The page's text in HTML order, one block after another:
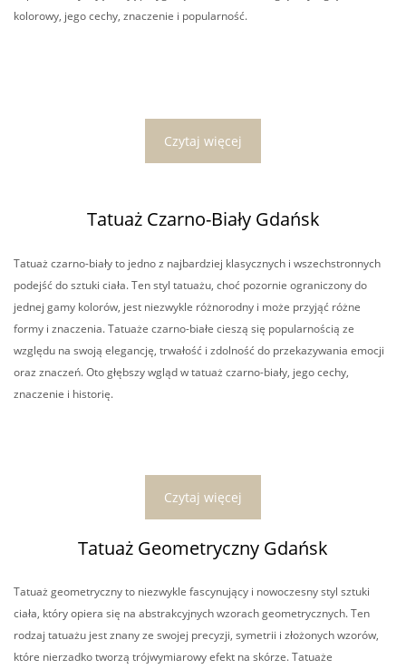
kolorowy, jego cechy, znaczenie i popularność.
Czytaj więcej
Tatuaż Czarno-Biały Gdańsk
Tatuaż czarno-biały to jedno z najbardziej klasycznych i wszechstronnych
podejść do sztuki ciała. Ten styl tatuażu, choć pozornie ograniczony do
jednej gamy kolorów, jest niezwykle różnorodny i może przyjąć różne
formy i znaczenia. Tatuaże czarno-białe cieszą się popularnością ze
względu na swoją elegancję, trwałość i zdolność do przekazywania emocji
oraz znaczeń. Oto głębszy wgląd w tatuaż czarno-biały, jego cechy,
znaczenie i historię.
Czytaj więcej
Tatuaż Geometryczny Gdańsk
Tatuaż geometryczny to niezwykle fascynujący i nowoczesny styl sztuki
ciała, który opiera się na abstrakcyjnych wzorach geometrycznych. Ten
rodzaj tatuażu jest znany ze swojej precyzji, symetrii i złożonych wzorów,
które nierzadko tworzą trójwymiarowy efekt na skórze. Tatuaże